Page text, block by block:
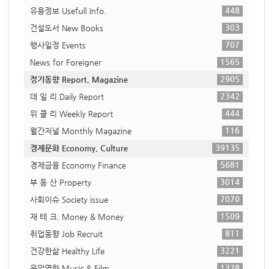
유용정보 Usefull Info.
448
건설도서 New Books
303
행사일정 Events
707
News for Foreigner
1565
정기동향 Report, Magazine
2905
데 일 리 Daily Report
2342
위 클 리 Weekly Report
444
월간저널 Monthly Magazine
116
경제문화 Economy, Culture
39135
경제금융 Economy Finance
5681
부 동 산 Property
3014
사회이슈 Society issue
7070
재 테 크. Money & Money
1509
취업동향 Job Recruit
811
건강한삶 Healthy Life
3221